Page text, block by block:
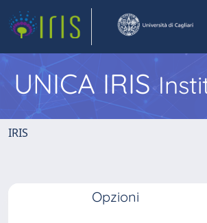
UNICA IRIS
IRIS
Opzioni